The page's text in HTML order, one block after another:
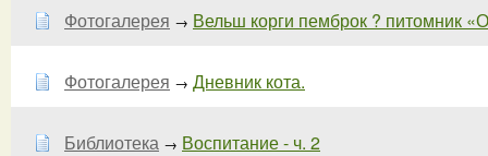
Фотогалерея → Вельш корги пемброк ? питомник
Фотогалерея → Дневник кота.
Библиотека → Воспитание - ч. 2